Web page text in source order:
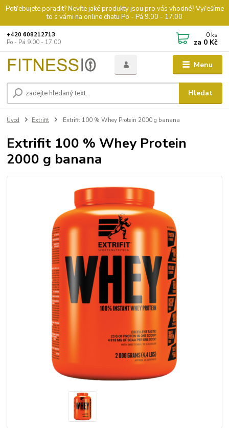
Potřebujete poradit? Nevíte jaké produkty jsou pro vás vhodné? Vyřešíme
to s vámi na online chatu Po - Pá 9.00 - 17.00
Menu
Hledat
+420 608212713
Po - Pá 9.00 - 17.00
0 ks
za 0 Kč
Úvod Extrifit Extrifit 100 % Whey Protein 2000 g banana
Extrifit 100 % Whey Protein
2000 g banana